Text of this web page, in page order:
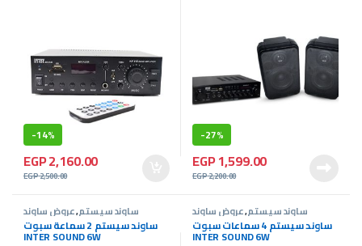
-14%
EGP2,160.00
EGP2,500.00
-27%
EGP1,599.00
EGP2,200.00
ساوند سيستم,عروض ساوند
سيستم
ساوند سيستم 2 سماعة سبوت
INTER SOUND 6W
ساوند سيستم,عروض ساوند
سيستم
ساوند سيستم 4 سماعات سبوت
INTER SOUND 6W